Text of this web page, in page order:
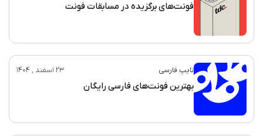
فونت‌های برگزیده در مسابقات فونت
تایپ فارسی 23 اسفند , 1404
بهترین فونت‌های فارسی رایگان